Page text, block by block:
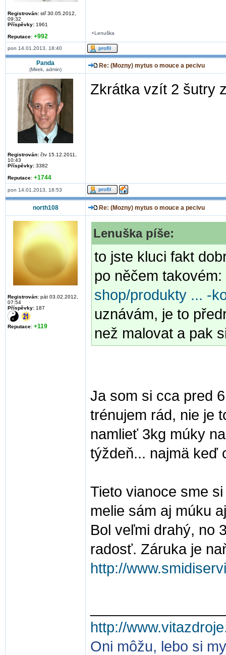
Registrován: stř 30.05.2012,
09:32
Příspěvky: 1961
Reputace: +992 +Lenuška
pon 14.01.2013, 18:40
Panda
(Mirek, admin)
Re: (Mozny) mytus o mouce a pecivu
Registrován: čtv 15.12.2011,
10:43
Příspěvky: 3382
Reputace: +1744
Zkrátka vzít 2 šutry
pon 14.01.2013, 18:53
north108 Re: (Mozny) mytus o mouce a pecivu
Registrován: pát 03.02.2012,
07:54
Příspěvky: 187
Reputace: +119
Lenuška píše:
to jste kluci fakt
po něčem takovém:
shop/produkty ... -
uznávám, je to
než malovat a pak
Ja som si cca pred
trénujem rád, nie je
namlieť 3kg múky
týždeň... najmä keď
Tieto vianoce sme
melie sám aj múku
Bol veľmi drahý, no
radosť. Záruka je
http://
http://
Oni môžu, lebo si